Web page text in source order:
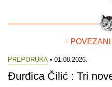
–
PREPORUKA • 01.08.2026.
Đurđica Čilić : Tri